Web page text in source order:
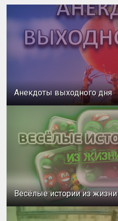
Анекдоты выходного дня
Весёлые истории из жизни